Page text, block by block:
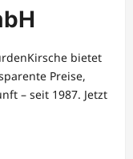
bietet
Preise,
– seit 1987. Jetzt